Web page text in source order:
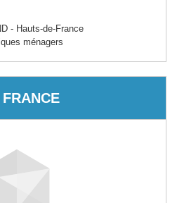
- Hauts-de-France
ménagers
FRANCE